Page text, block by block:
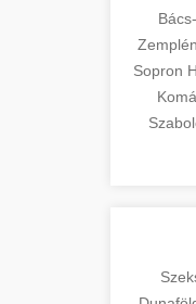
Zemplén
Sopron